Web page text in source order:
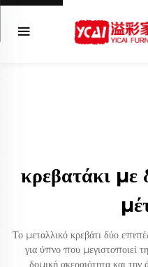
κρεβατάκι με
Το μεταλλικό κρεβάτι δύο
για ύπνο που μεγιστοποιεί
δομική ακεραιότητα και